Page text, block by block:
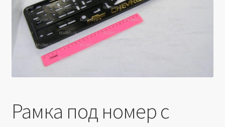
Юридические данные
Рамка под номер с